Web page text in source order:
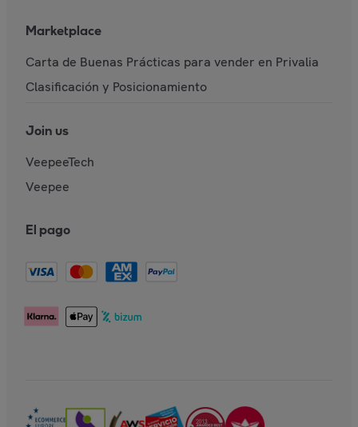
Marketplace
Carta de Buenas Prácticas para vender en Privalia
Clasificación y Posicionamiento
Join us
VeepeeTech
Veepee
El pago